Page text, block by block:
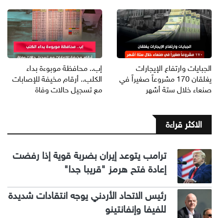
الجبايات وارتفاع الإيجارات
يغلقان 170 مشروعاً صغيراً في
صنعاء خلال ستة أشهر
إب.. محافظة موبوءة بداء
الكلب.. أرقام مخيفة للإصابات
مع تسجيل حالات وفاة
الاكثر قراءة
ترامب يتوعد إيران بضربة قوية إذا رفضت
إعادة فتح هرمز "قريبا جدا"
رئيس الاتحاد الأردني يوجه انتقادات شديدة
للفيفا وإنفانتينو